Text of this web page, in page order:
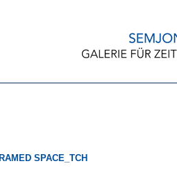
SPACE_TCH